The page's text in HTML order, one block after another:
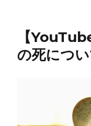
【
の死につ